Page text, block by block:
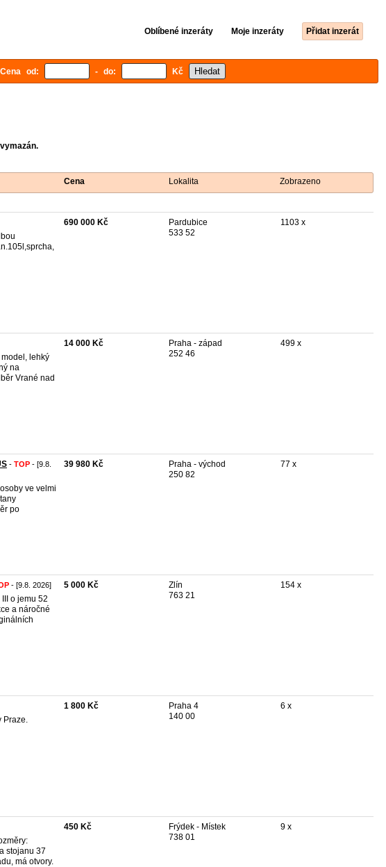
Oblíbené inzeráty Moje inzeráty Přidat inzerát
od: - do: Kč
Cena Lokalita Zobrazeno
690 000 Kč
Pardubice
533 52
1103 x
lehký
na
Vrané nad
14 000 Kč
Praha - západ
252 46
499 x
- TOP - [9.8.
ve velmi
po
39 980 Kč
Praha - východ
250 82
77 x
- [9.8. 2026]
o jemu 52
a náročné
5 000 Kč
Zlín
763 21
154 x
Praze.
1 800 Kč
Praha 4
140 00
6 x
stojanu 37
má otvory.
450 Kč
Frýdek - Místek
738 01
9 x